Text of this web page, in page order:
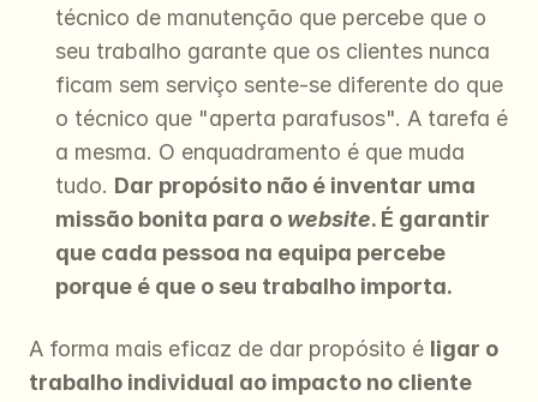
técnico de manutenção que percebe que o
seu trabalho garante que os clientes nunca
ficam sem serviço sente-se diferente do que
o técnico que "aperta parafusos". A tarefa é
a mesma. O enquadramento é que muda
tudo. Dar propósito não é inventar uma
missão bonita para o website. É garantir
que cada pessoa na equipa percebe
porque é que o seu trabalho importa.
A forma mais eficaz de dar propósito é ligar o
trabalho individual ao impacto no cliente